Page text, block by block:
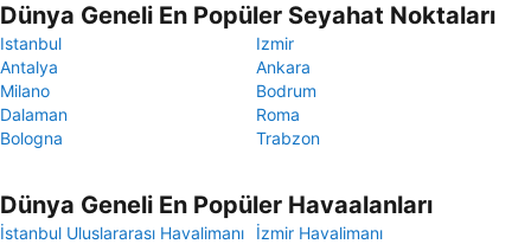
Dünya Geneli En Popüler Seyahat Noktaları
Istanbul
Izmir
Antalya
Ankara
Milano
Bodrum
Dalaman
Roma
Bologna
Trabzon
Dünya Geneli En Popüler Havaalanları
İstanbul Uluslararası Havalimanı
İzmir Havalimanı